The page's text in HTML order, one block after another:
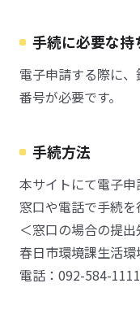
手続に必要な持
電子申請する際に
番号が必要です。
手続方法
本サイトにて電子申
窓口や電話で手続を
＜窓口の場合の提出
春日市環境課生活環
電話：092-584-1111